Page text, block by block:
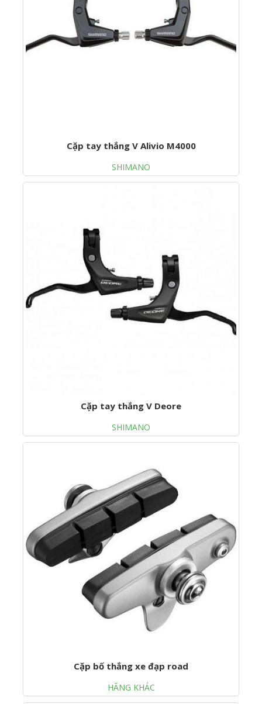
Cặp tay thắng V Alivio M4000
SHIMANO
Cặp tay thắng V Deore
SHIMANO
Cặp bố thắng xe đạp road
HÃNG KHÁC